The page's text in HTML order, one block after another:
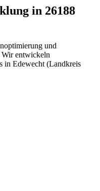
in 26188
und
entwickeln
in Edewecht (Landkreis